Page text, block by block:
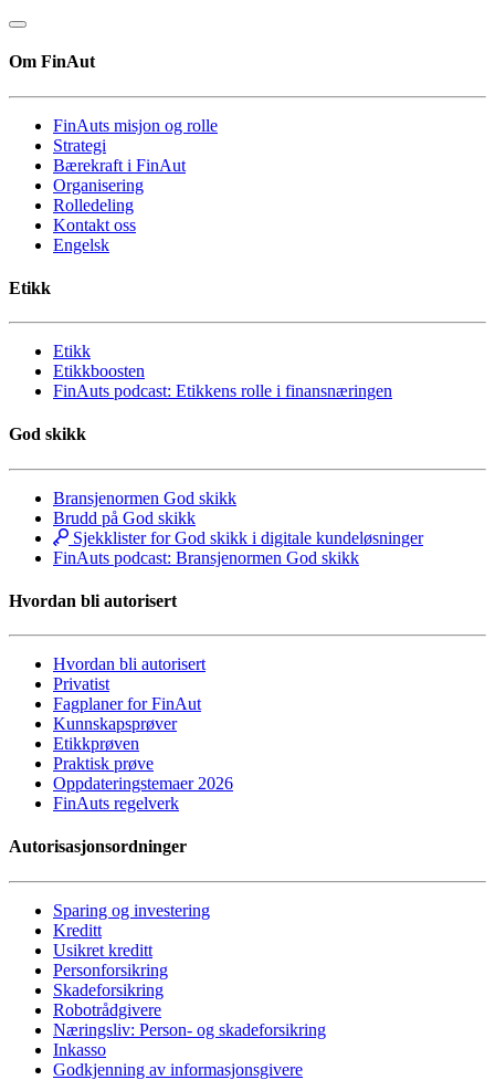
Om FinAut
FinAuts misjon og rolle
Strategi
Bærekraft i FinAut
Organisering
Rolledeling
Kontakt oss
Engelsk
Etikk
Etikk
Etikkboosten
FinAuts podcast: Etikkens rolle i finansnæringen
God skikk
Bransjenormen God skikk
Brudd på God skikk
Sjekklister for God skikk i digitale kundeløsninger
FinAuts podcast: Bransjenormen God skikk
Hvordan bli autorisert
Hvordan bli autorisert
Privatist
Fagplaner for FinAut
Kunnskapsprøver
Etikkprøven
Praktisk prøve
Oppdateringstemaer 2026
FinAuts regelverk
Autorisasjonsordninger
Sparing og investering
Kreditt
Usikret kreditt
Personforsikring
Skadeforsikring
Robotrådgivere
Næringsliv: Person- og skadeforsikring
Inkasso
Godkjenning av informasjonsgivere